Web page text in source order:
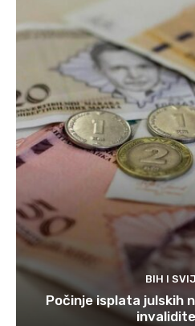
BIH I
Počinje isplata julskih